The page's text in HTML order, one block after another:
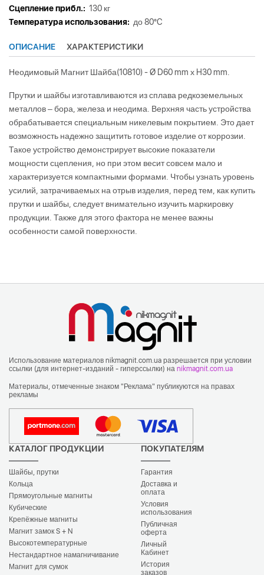
Сцепление прибл.: 130 кг
Tемпература использования: до 80°C
ОПИСАНИЕ ХАРАКТЕРИСТИКИ
Неодимовый Магнит Шайба(10810) - Ø D60 mm х H30 mm.
Прутки и шайбы изготавливаются из сплава редкоземельных
металлов – бора, железа и неодима. Верхняя часть устройства
обрабатывается специальным никелевым покрытием. Это дает
возможность надежно защитить готовое изделие от коррозии.
Такое устройство демонстрирует высокие показатели
мощности сцепления, но при этом весит совсем мало и
характеризуется компактными формами. Чтобы узнать уровень
усилий, затрачиваемых на отрыв изделия, перед тем, как купить
прутки и шайбы, следует внимательно изучить маркировку
продукции. Также для этого фактора не менее важны
особенности самой поверхности.
Использование материалов nikmagnit.com.ua разрешается при условии
ссылки (для интернет-изданий - гиперссылки) на nikmagnit.com.ua
Материалы, отмеченные знаком "Реклама" публикуются на правах
рекламы
КАТАЛОГ ПРОДУКЦИИ
Шайбы, прутки
Кольца
Прямоугольные магниты
Кубические
Крепёжные магниты
Магнит замок S + N
Высокотемпературные
Нестандартное намагничивание
Магнит для сумок
ПОКУПАТЕЛЯМ
Гарантия
Доставка и
оплата
Условия
использования
Публичная
оферта
Личный
Кабинет
История
заказов